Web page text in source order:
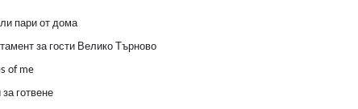
пари от дома
за гости Велико Търново
of me
готвене